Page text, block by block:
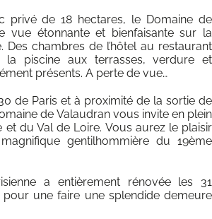
privé de 18 hectares, le Domaine de
vue étonnante et bienfaisante sur la
Des chambres de l’hôtel au restaurant
la piscine aux terrasses, verdure et
présents. A perte de vue…
de Paris et à proximité de la sortie de
de Valaudran vous invite en plein
du Val de Loire. Vous aurez le plaisir
gentilhommière du 19ème
a entièrement rénovée les 31
pour une faire une splendide demeure